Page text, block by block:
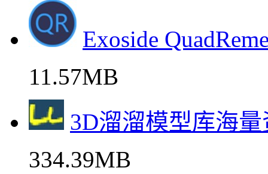
Exoside
11.57MB
3D溜溜模型库海
334.39MB